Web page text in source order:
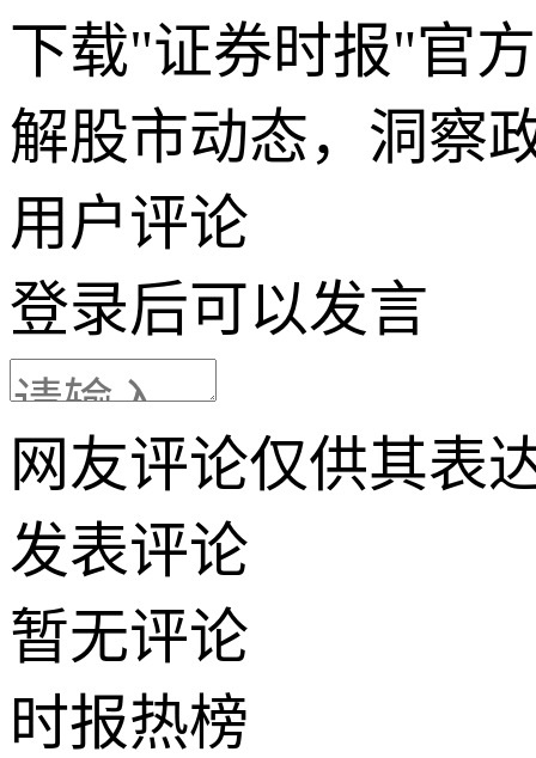
下载"证券时报"官
解股市动态，洞察
用户评论
登录后可以发言
网友评论仅供其表
发表评论
暂无评论
时报热榜